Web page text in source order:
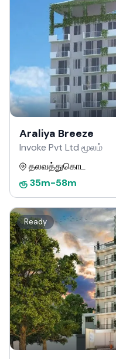
Araliya Breeze
Invoke Pvt Ltd மூலம்
தலவத்துகொட
ரூ35m-58m
Ready